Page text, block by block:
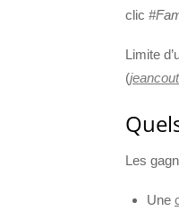
clic
Limite
(
Les
Une